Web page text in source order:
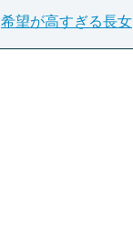
希望が高すぎる長女